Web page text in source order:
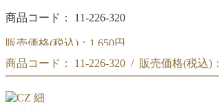
商品コード： 11-226-320
販売価格(税込)： 1,650円
CZ 細口試薬瓶 茶色(SJ14/23) 並 100mL
商品コード： 11-226-320 / 販売価格(税込)：
CZ 細口試薬瓶 茶色(SJ14/23) 並 100mL
商品コード:11-226-320